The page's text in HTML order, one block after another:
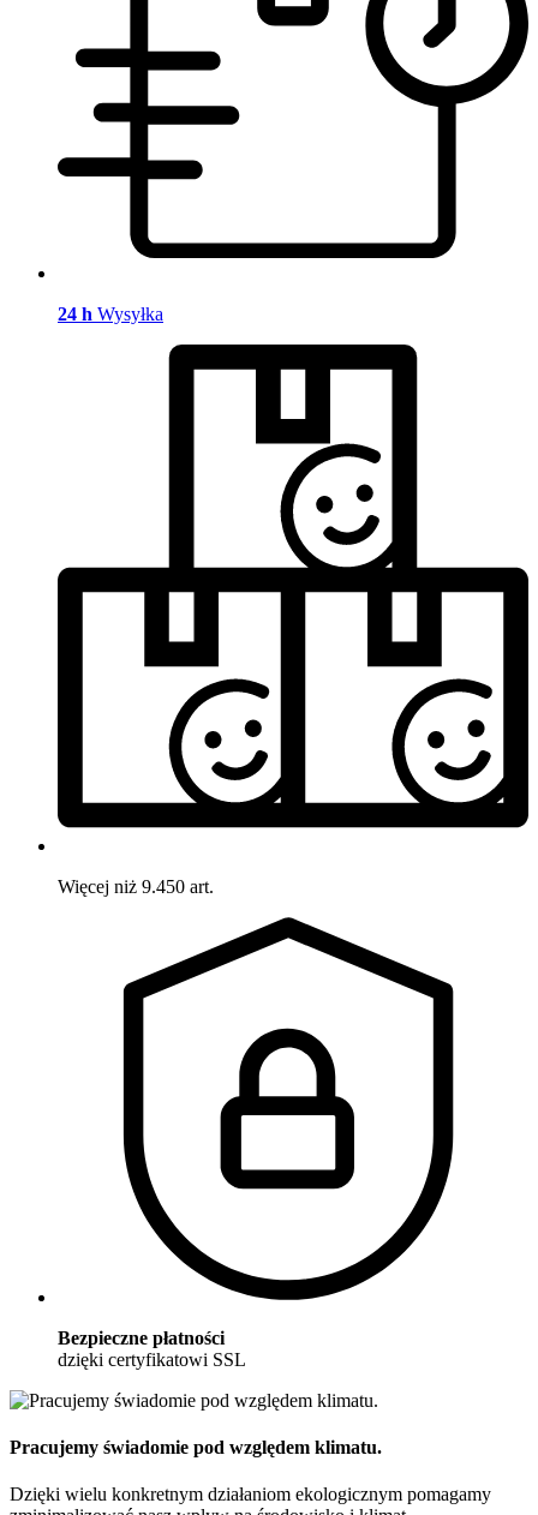
24 h Wysyłka
Więcej niż 9.450 art.
Bezpieczne płatności
dzięki certyfikatowi SSL
Pracujemy świadomie pod względem klimatu.
Dzięki wielu konkretnym działaniom ekologicznym pomagamy